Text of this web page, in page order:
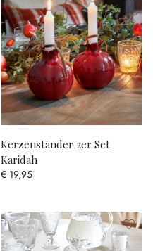
Kerzenständer 2er Set
Karidah
€ 19,95